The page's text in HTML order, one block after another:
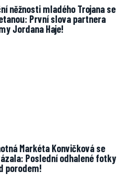
něžnosti mladého Trojana se
První slova partnera
Jordana Haje!
Markéta Konvičková se
Poslední odhalené fotky
porodem!